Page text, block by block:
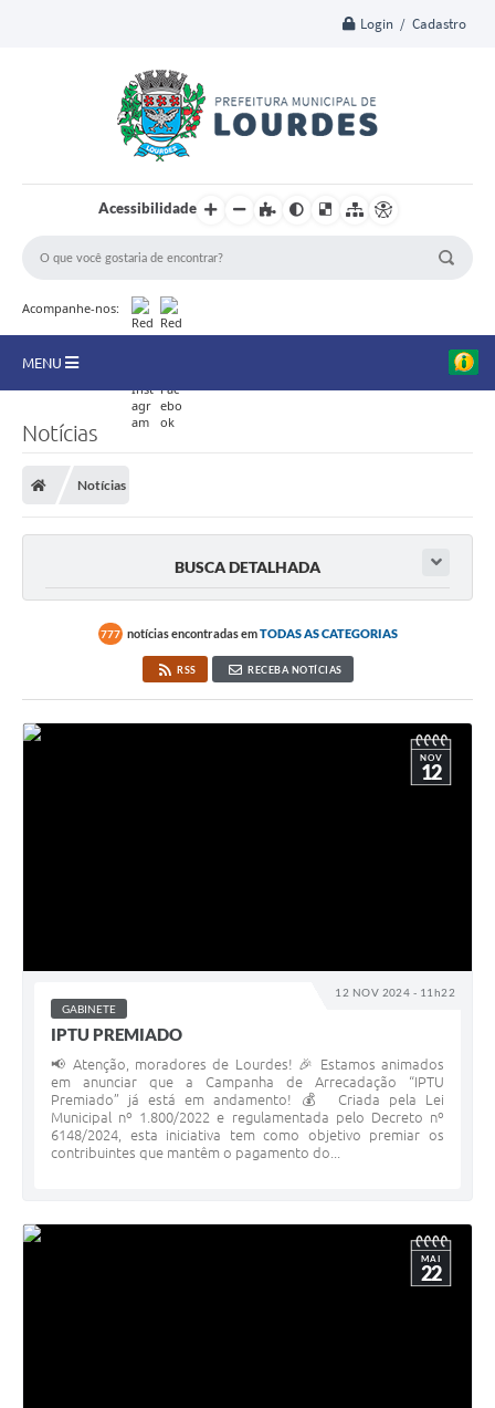
Login / Cadastro
Acessibilidade
Acompanhe-nos:
MENU
A Prefeitura
Meio Ambiente
SIAFIC
Transparência
Cadastro usuários de transporte para Trabalho
Notícias
Notícias
BUSCA DETALHADA
777 notícias encontradas emTODAS AS CATEGORIAS
RSS RECEBA NOTÍCIAS
12 NOV 2024 - 11h22
NOV
12
GABINETE
IPTU PREMIADO
📢 Atenção, moradores de Lourdes! 🎉 Estamos animados
em anunciar que a Campanha de Arrecadação “IPTU
Premiado” já está em andamento! 💰 Criada pela Lei
Municipal nº 1.800/2022 e regulamentada pelo Decreto nº
6148/2024, esta iniciativa tem como objetivo premiar os
contribuintes que mantêm o pagamento do...
MAI
22